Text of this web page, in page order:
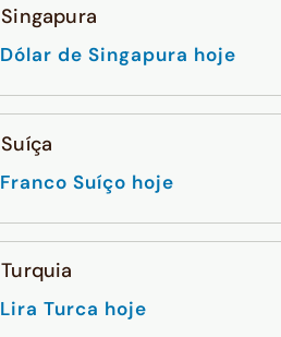
Singapura
Dólar de Singapura hoje
Suíça
Franco Suíço hoje
Turquia
Lira Turca hoje